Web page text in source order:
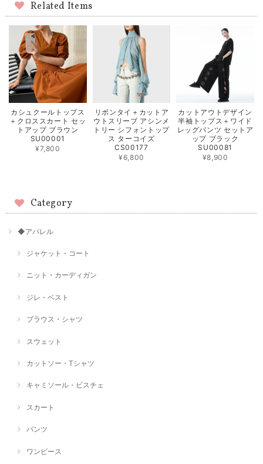
Related Items
カシュクールトップス
＋クロススカート セッ
トアップ ブラウン
SU00001
¥7,800
リボンタイ＋カットア
ウトスリーブ アシンメ
トリー シフォントップ
ス ターコイズ
CS00177
¥6,800
カットアウトデザイン
半袖トップス＋ワイド
レッグパンツ セットア
ップ ブラック
SU00081
¥8,900
Category
◆アパレル
ジャケット・コート
ニット・カーディガン
ジレ・ベスト
ブラウス・シャツ
スウェット
カットソー・Tシャツ
キャミソール・ビスチェ
スカート
パンツ
ワンピース